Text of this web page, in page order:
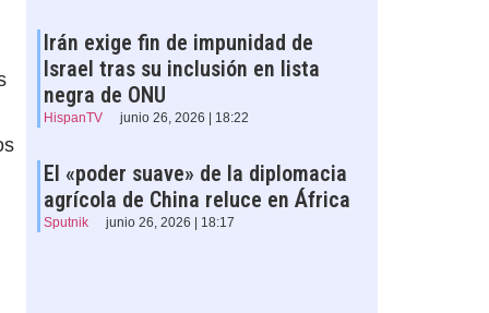
Irán exige fin de impunidad de
Israel tras su inclusión en lista
negra de ONU
HispanTV junio 26, 2026 | 18:22
El «poder suave» de la diplomacia
agrícola de China reluce en África
Sputnik junio 26, 2026 | 18:17